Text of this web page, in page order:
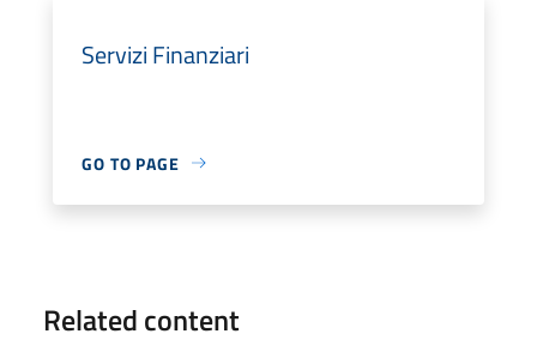
Servizi Finanziari
GO TO PAGE
Related content